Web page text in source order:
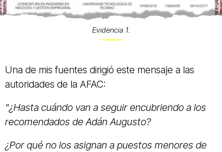
Evidencia 1.
Una de mis fuentes dirigió este mensaje a las
autoridades de la AFAC:
"¿Hasta cuándo van a seguir encubriendo a los
recomendados de Adán Augusto?
¿Por qué no los asignan a puestos menores de